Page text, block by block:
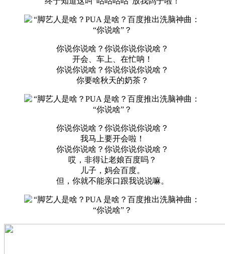
你说你说啥？你说你说你说啥？
开会、车上、在忙呐！
你说你说啥？你说你说你说啥？
你要啥秋天的奶茶？
你说你说啥？你说你说你说啥？
我马上要开会啦！
你说你说啥？你说你说你说啥？
哎，非得让老娘百度吗？
儿子，妈会百度。
但，你就不能亲口跟我说说嘛。